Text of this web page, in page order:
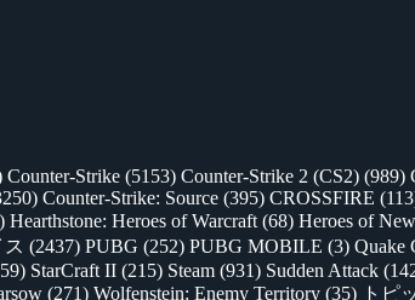
Counter-Strike (5153) Counter-Strike 2 (CS2) (989)
Counter-Strike: Source (395) CROSSFIRE
Hearthstone: Heroes of Warcraft (68) Heroes of
(2437) PUBG (252) PUBG MOBILE (3) Quake
StarCraft II (215) Steam (931) Sudden Attack
(271) Wolfenstein: Enemy Territory (35) トピ